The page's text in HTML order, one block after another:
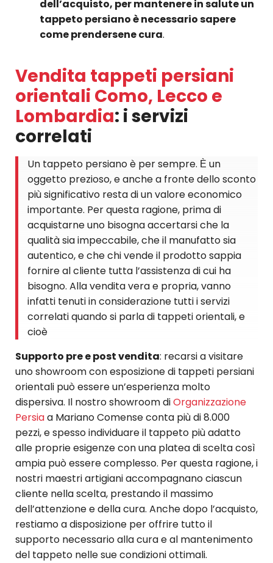
dell’acquisto, per mantenere in salute un
tappeto persiano è necessario sapere
come prendersene cura.
Vendita tappeti persiani
orientali Como, Lecco e
Lombardia: i servizi
correlati
Un tappeto persiano è per sempre. Ѐ un
oggetto prezioso, e anche a fronte dello sconto
più significativo resta di un valore economico
importante. Per questa ragione, prima di
acquistarne uno bisogna accertarsi che la
qualità sia impeccabile, che il manufatto sia
autentico, e che chi vende il prodotto sappia
fornire al cliente tutta l’assistenza di cui ha
bisogno. Alla vendita vera e propria, vanno
infatti tenuti in considerazione tutti i servizi
correlati quando si parla di tappeti orientali, e
cioè
Supporto pre e post vendita: recarsi a visitare
uno showroom con esposizione di tappeti persiani
orientali può essere un’esperienza molto
dispersiva. Il nostro showroom diOrganizzazione
Persiaa Mariano Comense conta più di 8.000
pezzi, e spesso individuare il tappeto più adatto
alle proprie esigenze con una platea di scelta così
ampia può essere complesso. Per questa ragione, i
nostri maestri artigiani accompagnano ciascun
cliente nella scelta, prestando il massimo
dell’attenzione e della cura. Anche dopo l’acquisto,
restiamo a disposizione per offrire tutto il
supporto necessario alla cura e al mantenimento
del tappeto nelle sue condizioni ottimali.